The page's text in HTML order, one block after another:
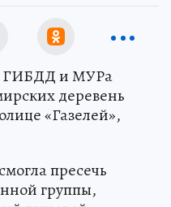
ГИБДД и МУРа
деревень
«Газелей»,
пресечь
группы,